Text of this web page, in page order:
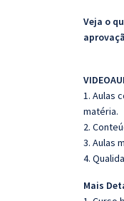
Veja o
1. Aulas
matéria.
2.
3. Aulas
4.
Mais